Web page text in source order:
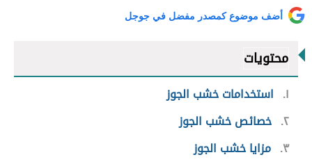
أضف موضوع كمصدر مفضل في جوجل
محتويات
١
استخدامات خشب الجوز
٢ خصائص خشب الجوز
٣ مزايا خشب الجوز